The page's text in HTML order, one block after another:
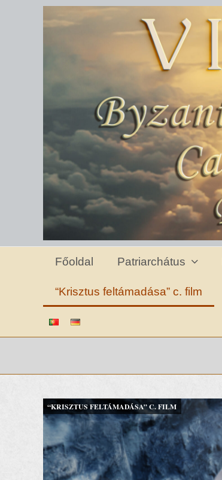
Főoldal Patriarchátus
“Krisztus feltámadása” c. film
“KRISZTUS FELTÁMADÁSA” C. FILM